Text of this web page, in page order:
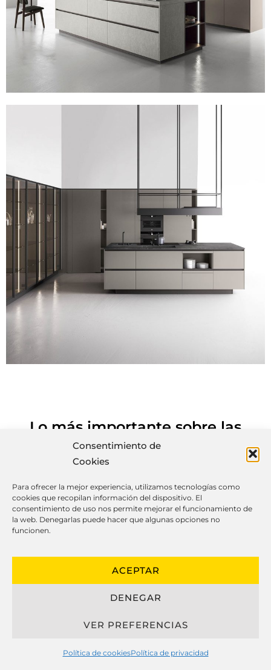
Consentimiento de
Cookies
Para ofrecer la mejor experiencia, utilizamos tecnologías como
cookies que recopilan información del dispositivo. El
consentimiento de uso nos permite mejorar el funcionamiento de
la web. Denegarlas puede hacer que algunas opciones no
funcionen.
ACEPTAR
DENEGAR
VER PREFERENCIAS
Política de cookiesPolítica de privacidad
Lo más importante sobre las
cocinas a medida
El diseño moderno de cocinas
personalizadas ha evolucionado de
manera importante, combinando
para crear cocinas únicos que se
adaptan perfectamente al modo de
vida de sus usuarios.
medida, es crucial considerar los